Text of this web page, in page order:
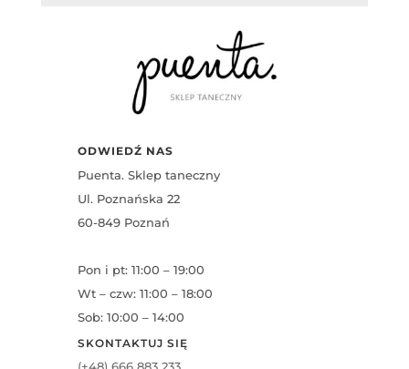
ODWIEDŹ NAS
Puenta. Sklep taneczny
Ul. Poznańska 22
60-849 Poznań
Pon i pt: 11:00 – 19:00
Wt – czw: 11:00 – 18:00
Sob: 10:00 – 14:00
SKONTAKTUJ SIĘ